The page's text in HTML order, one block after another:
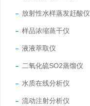
放射性水样蒸发赶酸仪
样品浓缩蒸干仪
液液萃取仪
二氧化硫SO2蒸馏仪
水质在线分析仪
流动注射分析仪